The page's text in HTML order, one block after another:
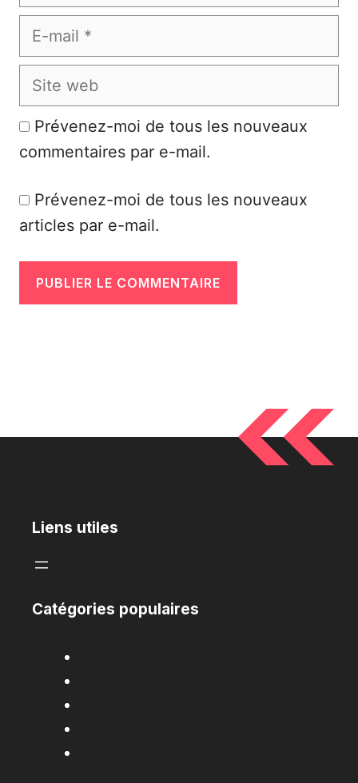
E-
Site
Prévenez-moi de tous les nouveaux
commentaires par e-mail.
Prévenez-moi de tous les nouveaux
articles par e-mail.
Liens utiles
Catégories populaires